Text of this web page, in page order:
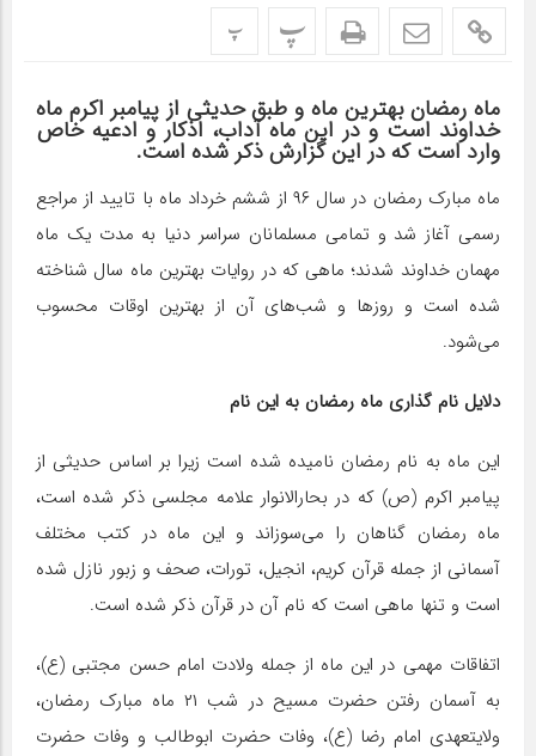
پ پ
ماه رمضان بهترین ماه و طبق حدیثی از پیامبر اکرم ماه
خداوند است و در این ماه آداب، اذکار و ادعیه خاص
وارد است که در این گزارش ذکر شده است.
ماه مبارک رمضان در سال ۹۶ از ششم خرداد ماه با تایید از مراجع
رسمی آغاز شد و تمامی مسلمانان سراسر دنیا به مدت یک ماه
مهمان خداوند شدند؛ ماهی که در روایات بهترین ماه سال شناخته
شده است و روزها و شب‌های آن از بهترین اوقات محسوب
می‌شود.
دلایل نام گذاری ماه رمضان به این نام
این ماه به نام رمضان نامیده شده است زیرا بر اساس حدیثی از
پیامبر اکرم (ص) که در بحارالانوار علامه مجلسی ذکر شده است،
ماه رمضان گناهان را می‌سوزاند و این ماه در کتب مختلف
آسمانی از جمله قرآن کریم، انجیل، تورات، صحف و زبور نازل شده
است و تنها ماهی است که نام آن در قرآن ذکر شده است.
اتفاقات مهمی در این ماه از جمله ولادت امام حسن مجتبی (ع)،
به آسمان رفتن حضرت مسیح در شب ۲۱ ماه مبارک رمضان،
ولایتعهدی امام رضا (ع)، وفات حضرت ابوطالب و وفات حضرت